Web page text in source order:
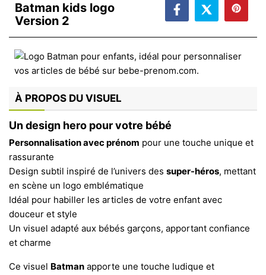
Batman kids logo
Version 2
À PROPOS DU VISUEL
Un design hero pour votre bébé
Personnalisation avec prénom pour une touche unique et
rassurante
Design subtil inspiré de l’univers des super-héros, mettant
en scène un logo emblématique
Idéal pour habiller les articles de votre enfant avec
douceur et style
Un visuel adapté aux bébés garçons, apportant confiance
et charme
Ce visuel Batman apporte une touche ludique et